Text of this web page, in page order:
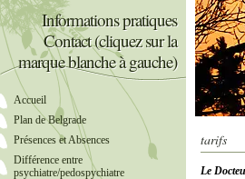
Informations pratiques
Contact (cliquez sur la
marque blanche à gauche)
Accueil
Plan de Belgrade
Présences et Absences
Différence entre
psychiatre/pedospychiatre
tarifs
Le